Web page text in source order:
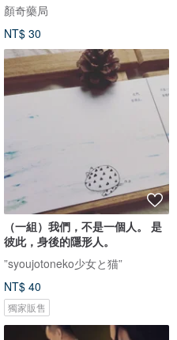
顏奇藥局
NT$ 30
（一組）我們，不是一個人。 是
彼此，身後的隱形人。
”syoujotoneko少女と猫”
NT$ 40
獨家販售